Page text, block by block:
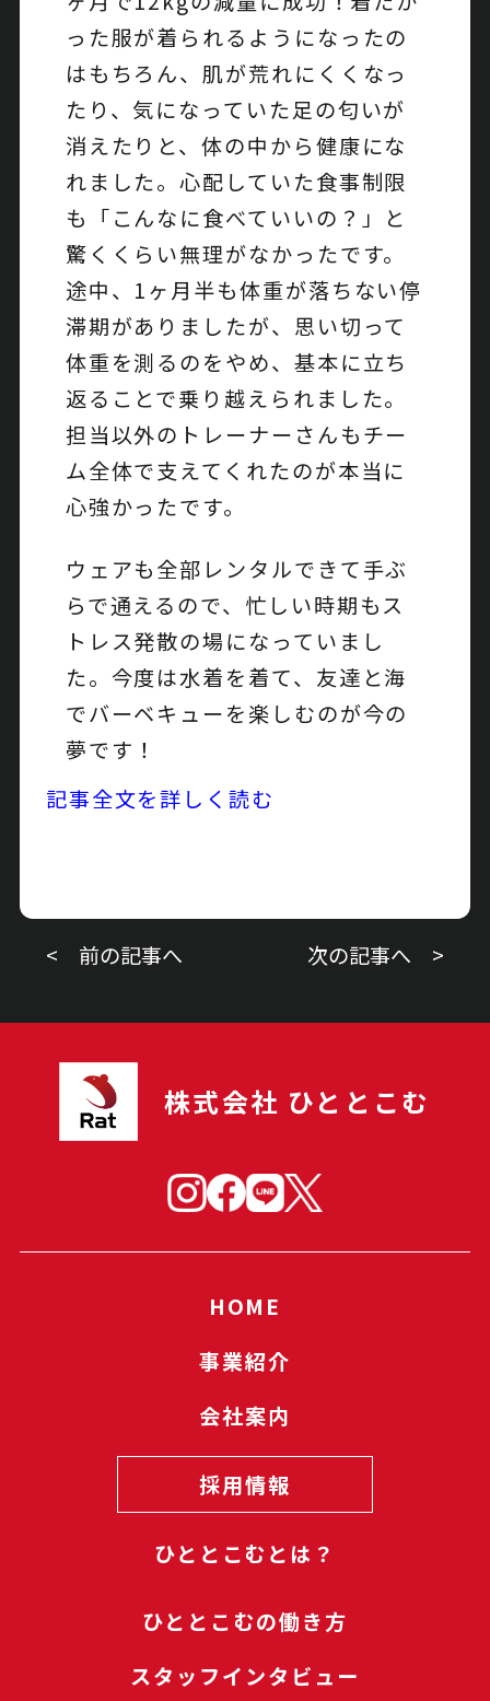
った服が着られるようになったの
はもちろん、肌が荒れにくくなっ
たり、気になっていた足の匂いが
消えたりと、体の中から健康にな
れました。心配していた食事制限
も「こんなに食べていいの？」と
驚くくらい無理がなかったです。
途中、1ヶ月半も体重が落ちない停
滞期がありましたが、思い切って
体重を測るのをやめ、基本に立ち
返ることで乗り越えられました。
担当以外のトレーナーさんもチー
ム全体で支えてくれたのが本当に
心強かったです。
ウェアも全部レンタルできて手ぶ
らで通えるので、忙しい時期もス
トレス発散の場になっていまし
た。今度は水着を着て、友達と海
でバーベキューを楽しむのが今の
夢です！
記事全文を詳しく読む
< 前の記事へ 次の記事へ >
株式会社 ひととこむ
HOME
事業紹介
会社案内
採用情報
ひととこむとは？
ひととこむの働き方
スタッフインタビュー